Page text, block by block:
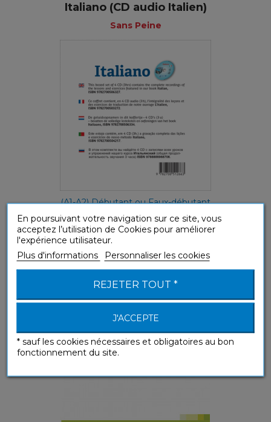
Italiano (CD audio Italien)
Sans Peine
(A1-A2) Débutant ou Faux-débutant
Italiano (téléchargement mp3 Italien...
Sans Peine
En poursuivant votre navigation sur ce site, vous
acceptez l’utilisation de Cookies pour améliorer
l'expérience utilisateur.
Plus d'informations
Personnaliser les cookies
REJETER TOUT *
J'ACCEPTE
* sauf les cookies nécessaires et obligatoires au bon
fonctionnement du site.